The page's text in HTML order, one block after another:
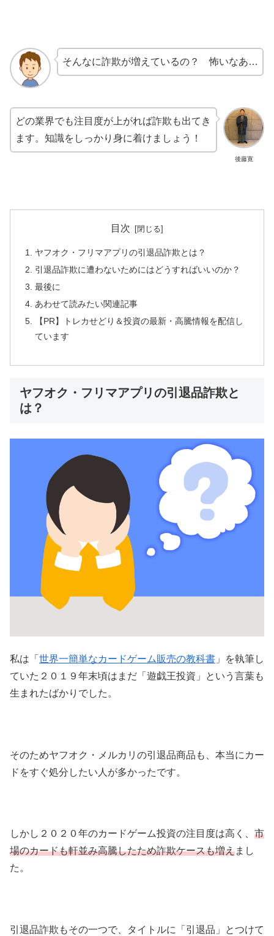
そんなに詐欺が増えているの？ 怖いなあ…
後藤寛
どの業界でも注目度が上がれば詐欺も出てき
ます。知識をしっかり身に着けましょう！
目次
ヤフオク・フリマアプリの引退品詐欺とは？
引退品詐欺に遭わないためにはどうすればいいのか？
最後に
あわせて読みたい関連記事
【PR】トレカせどり＆投資の最新・高騰情報を配信し
ています
ヤフオク・フリマアプリの引退品詐欺と
は？
私は「 世界一簡単なカードゲーム販売の教科書 」を執筆し
ていた２０１９年末頃はまだ「遊戯王投資」という言葉も
生まれたばかりでした。
そのためヤフオク・メルカリの引退品商品も、本当にカー
ドをすぐ処分したい人が多かったです。
しかし２０２０年のカードゲーム投資の注目度は高く、 市
場のカードも軒並み高騰したため詐欺ケースも増えまし
た。
引退品詐欺もその一つで、タイトルに「引退品」とつけて